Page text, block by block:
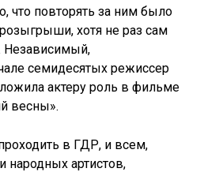
что повторять за ним было
хотя не раз сам
Независимый,
семидесятых режиссер
актеру роль в фильме
весны».
в ГДР, и всем,
народных артистов,